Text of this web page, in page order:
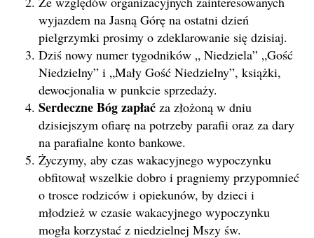
wyjazdem na Jasną Górę na ostatni dzień
pielgrzymki prosimy o zdeklarowanie się dzisiaj.
Dziś nowy numer tygodników „ Niedziela” „Gość
Niedzielny” i „Mały Gość Niedzielny”, książki,
dewocjonalia w punkcie sprzedaży.
Serdeczne Bóg zapłać za złożoną w dniu
dzisiejszym ofiarę na potrzeby parafii oraz za dary
na parafialne konto bankowe.
Życzymy, aby czas wakacyjnego wypoczynku
obfitował wszelkie dobro i pragniemy przypomnieć
o trosce rodziców i opiekunów, by dzieci i
młodzież w czasie wakacyjnego wypoczynku
mogła korzystać z niedzielnej Mszy św.